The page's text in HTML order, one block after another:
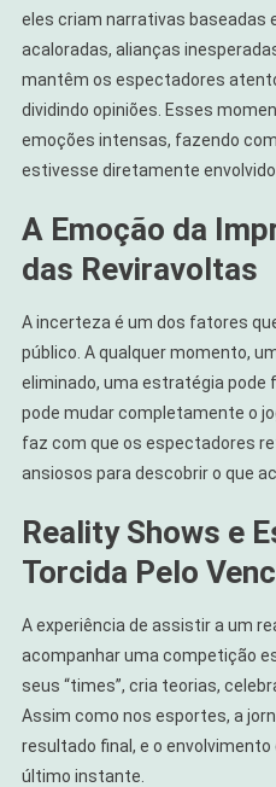
eles criam narrativas baseadas
acaloradas, alianças
mantêm os espectadores
dividindo opiniões. Esses
emoções intensas, fazendo
estivesse diretamente envolvido
A Emoção da
das Reviravoltas
A incerteza é um dos fatores
público. A qualquer momento,
eliminado, uma estratégia pode
pode mudar completamente o
faz com que os espectadores
ansiosos para descobrir o que
Reality Shows e
Torcida Pelo
A experiência de assistir a um
acompanhar uma competição
seus “times”, cria teorias,
Assim como nos esportes, a
resultado final, e o
último instante.